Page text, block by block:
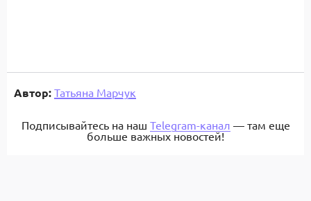
Автор: Татьяна Марчук
Подписывайтесь на наш Telegram-канал — там еще
больше важных новостей!